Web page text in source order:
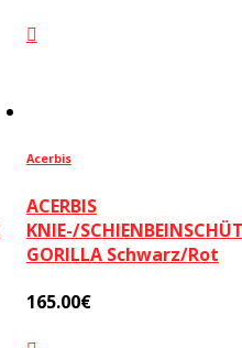
Acerbis
ACERBIS
KNIE-/
GORILLA Schwarz/Rot
165.00€